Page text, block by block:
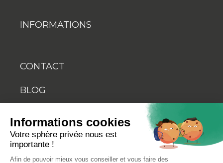
INFORMATIONS
CONTACT
BLOG
Informations cookies
Votre sphère privée nous est
importante !
Afin de pouvoir mieux vous conseiller et vous faire des